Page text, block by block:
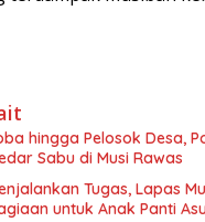
hingga Pelosok Desa,
Sabu di Musi Rawas
Tugas, Lapas
untuk Anak Panti